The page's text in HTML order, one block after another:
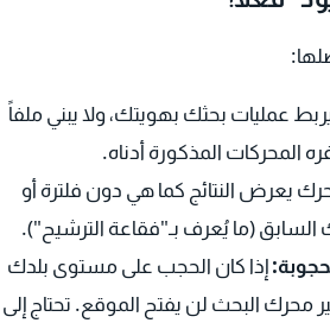
عمليات بحثك بهويتك، ولا يبني ملفاً
المحركات المذكورة أدناه.
يعرض النتائج كما هي دون فلترة أو
السابق (ما يُعرف بـ"فقاعة الترشيح").
إذا كان الحجب على مستوى بلدك
محرك البحث لن يفتح الموقع. تحتاج إلى